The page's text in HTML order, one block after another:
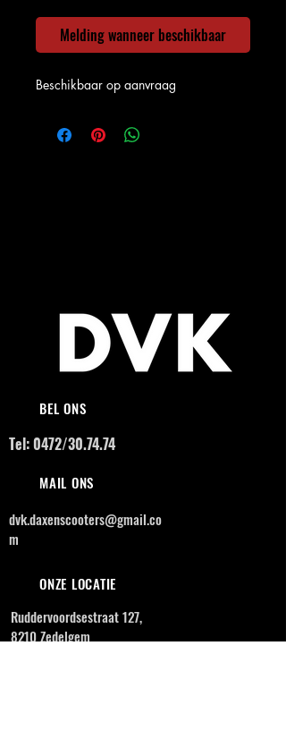
Melding wanneer beschikbaar
Beschikbaar op aanvraag
BEL ONS
Tel: 0472/30.74.74
MAIL ONS
dvk.daxenscooters@gmail.co
m
ONZE LOCATIE
Ruddervoordsestraat 127,
8210 Zedelgem